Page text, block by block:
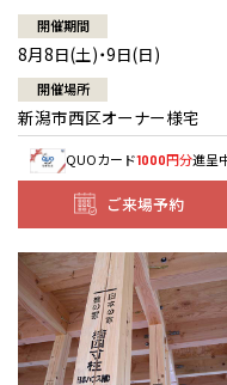
開催期間
8月8日(土)・9日(日)
開催場所
新潟市西区オーナー様宅
QUOカード1000円分進呈
ご来場予約